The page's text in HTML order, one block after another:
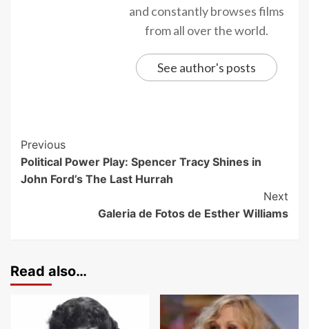
and constantly browses films
from all over the world.
See author's posts
Previous
Political Power Play: Spencer Tracy Shines in
John Ford’s The Last Hurrah
Next
Galeria de Fotos de Esther Williams
Read also…